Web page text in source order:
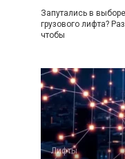
Запутались в
грузового лифта?
чтобы
Лифты